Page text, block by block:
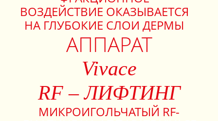
ВОЗДЕЙСТВИЕ ОКАЗЫВАЕТСЯ
НА ГЛУБОКИЕ СЛОИ ДЕРМЫ
АППАРАТ
Vivace
RF – ЛИФТИНГ
МИКРОИГОЛЬЧАТЫЙ RF-